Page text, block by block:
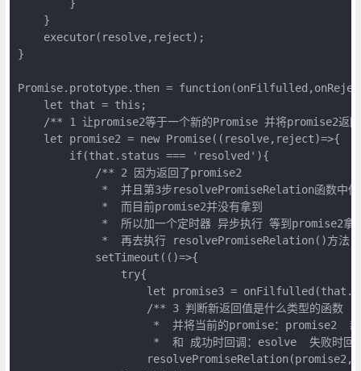
        }
    }
    executor(resolve,reject);
}
Promise.prototype.then =
    let that = this;
/** 1 让promise2等于一个新的Promise 并将promise2返
    let promise2 = new Promise((resolve,reject)=>{
        if(that.status === 'resolved'){
            /** 2 因为返回了promise2
*  并且第3步resolvePromiseRelation函数中
             *  而目前promise2并没有拿到
*  所以加一个定时器 异步执行 等到promise2
*  再去执行 resolvePromiseRelation()方法
            setTimeout(()=>{
                try{
let promise3 =
                    /** 3 判断新返回值是什么类型的函数
*  并将当前的promise：promise2
*  和 成功时回调：esolve  失败时回